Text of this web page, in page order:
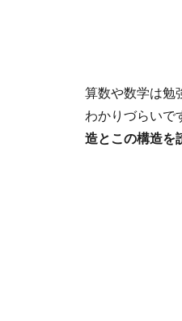
算数や数学は勉
わかりづらいで
造とこの構造を